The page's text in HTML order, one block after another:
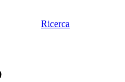
Ricerca